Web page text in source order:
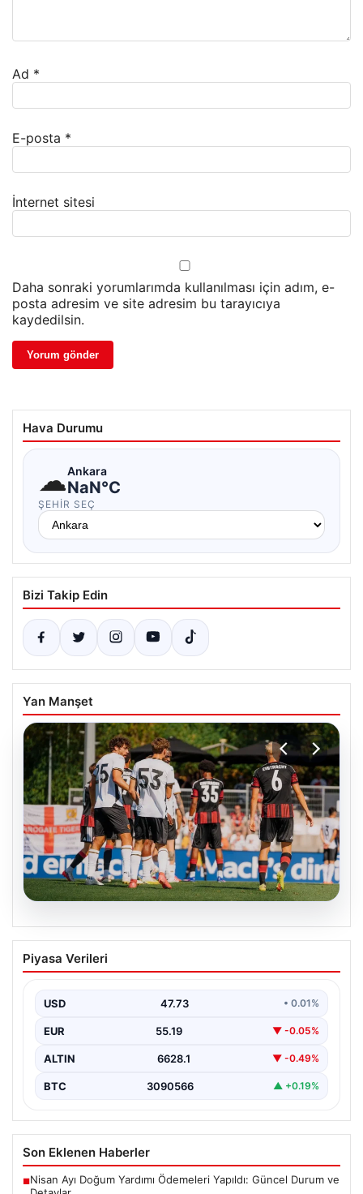
Ad *
E-posta *
İnternet sitesi
Daha sonraki yorumlarımda kullanılması için adım, e-
posta adresim ve site adresim bu tarayıcıya
kaydedilsin.
Hava Durumu
☁Ankara
NaN°C
ŞEHIR SEÇ
Bizi Takip Edin
Yan Manşet
Frankfurt, Hull City’yi İki Golle Geçti
Almanya’nın köklü kulüplerinden Eintracht Frankfurt,
Piyasa Verileri
USD 47.73 • 0.01%
EUR 55.19 ▼ -0.05%
ALTIN 6628.1 ▼ -0.49%
BTC 3090566 ▲ +0.19%
Son Eklenen Haberler
■Nisan Ayı Doğum Yardımı Ödemeleri Yapıldı: Güncel Durum ve